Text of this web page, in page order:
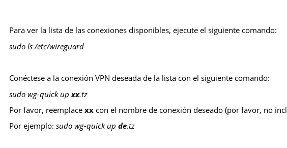
Para ver la lista de las conexiones disponibles, ejecute el siguiente comando:
sudo ls /etc/wireguard
Conéctese a la conexión VPN deseada de la lista con el siguiente comando:
sudo wg-quick upxx.tz
Por favor, reemplacexx con el nombre de conexión deseado (por favor, no
Por ejemplo:sudo wg-quick upde.tz